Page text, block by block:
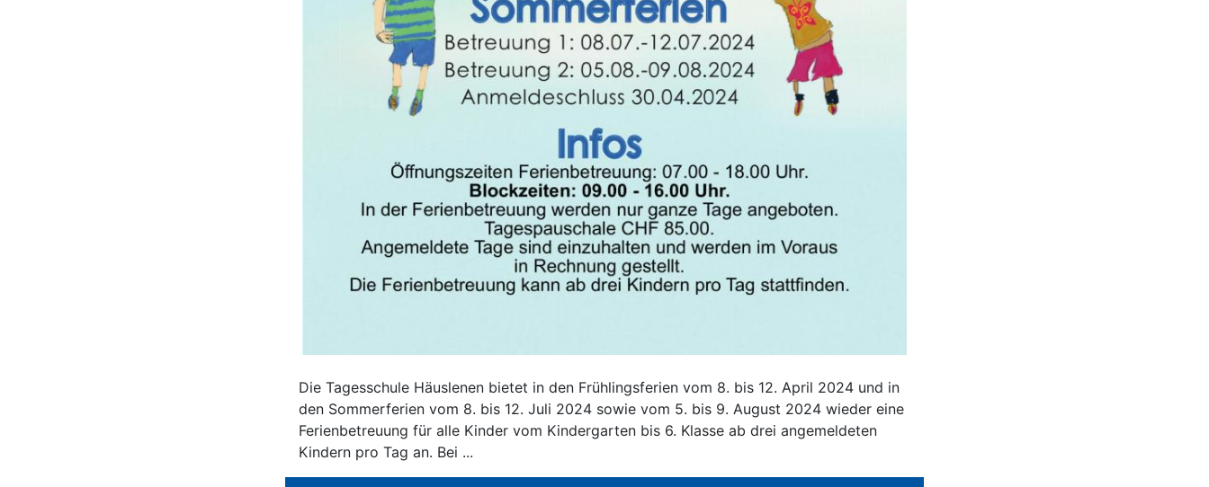
Die Tagesschule Häuslenen bietet in den Frühlingsferien vom 8. bis 12. April 2024 und in
den Sommerferien vom 8. bis 12. Juli 2024 sowie vom 5. bis 9. August 2024 wieder eine
Ferienbetreuung für alle Kinder vom Kindergarten bis 6. Klasse ab drei angemeldeten
Kindern pro Tag an. Bei ...